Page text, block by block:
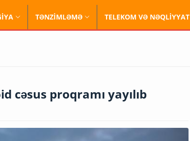
TƏNZİMLƏMƏ TELEKOM VƏ NƏQLİYYAT
cəsus proqramı yayılıb